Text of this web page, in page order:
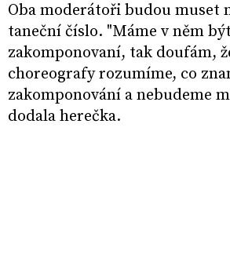
Oba moderátoři budou muset
taneční číslo. "Máme v něm
zakomponovaní, tak doufám,
choreografy rozumíme, co
zakomponování a nebudeme
dodala herečka.